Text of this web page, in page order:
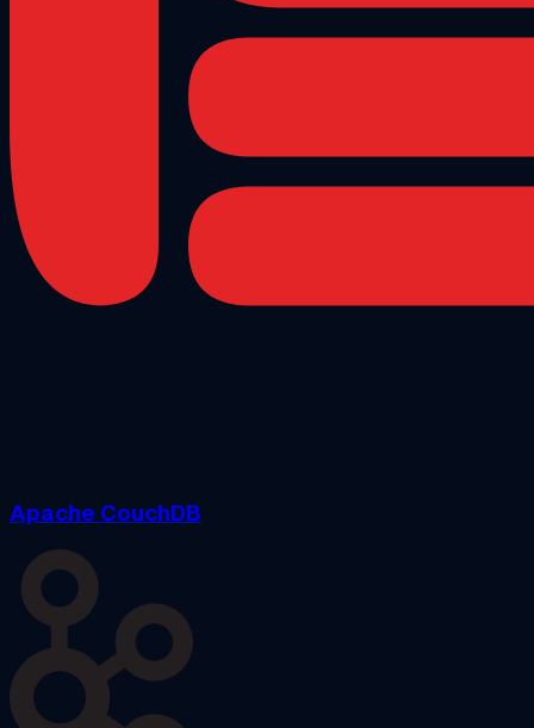
Apache CouchDB